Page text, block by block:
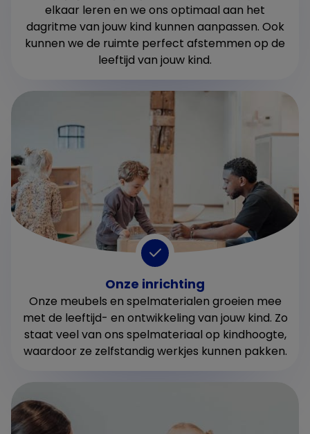
elkaar leren en we ons optimaal aan het
dagritme van jouw kind kunnen aanpassen. Ook
kunnen we de ruimte perfect afstemmen op de
leeftijd van jouw kind.
Onze inrichting
Onze meubels en spelmaterialen groeien mee
met de leeftijd- en ontwikkeling van jouw kind. Zo
staat veel van ons spelmateriaal op kindhoogte,
waardoor ze zelfstandig werkjes kunnen pakken.